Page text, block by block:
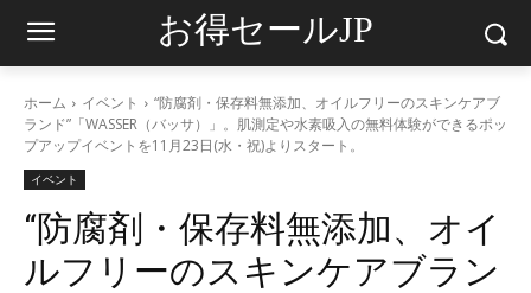
お得セールJP
ホーム イベント
“防腐剤・保存料無添加、オイルフリーのスキンケアブ
ランド”「WASSER（バッサ）」。肌測定や水素吸入の無料体験ができるポッ
プアップイベントを11月23日(水・祝)よりスタート。
イベント
“防腐剤・保存料無添加、オイ
ルフリーのスキンケアブラン